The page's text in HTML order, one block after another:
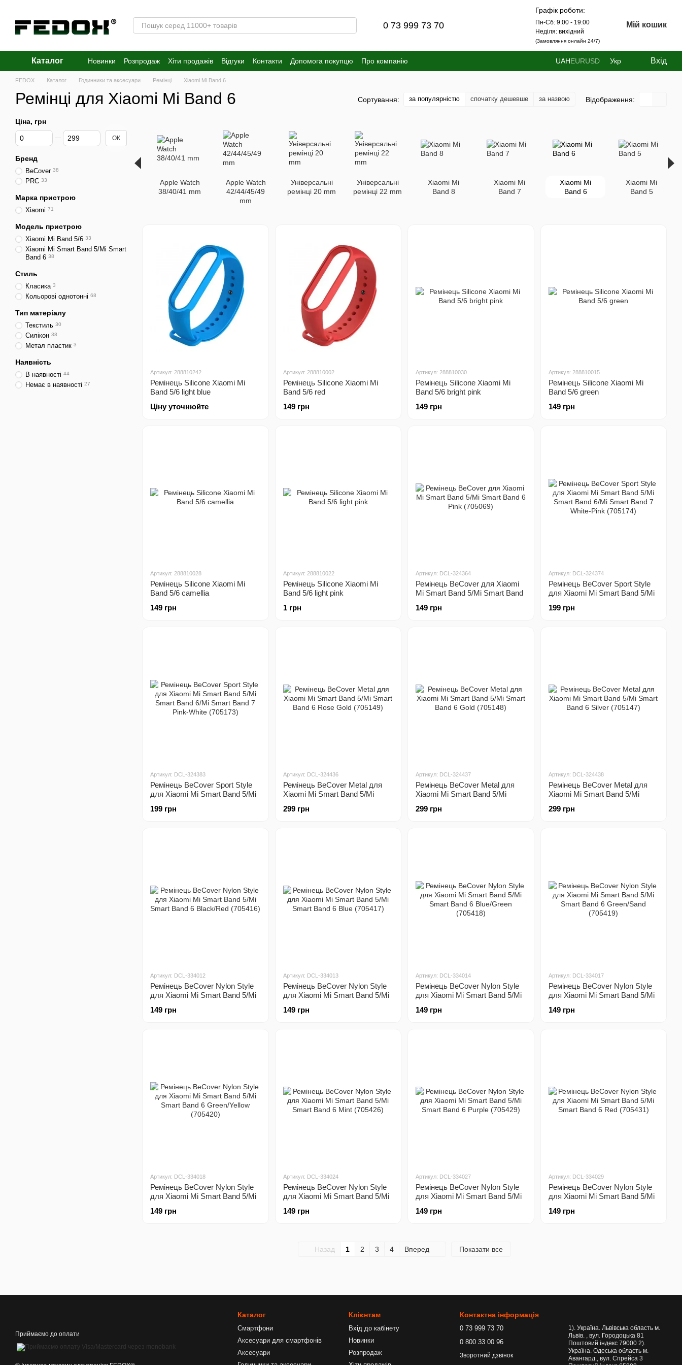
0 73 999 73 70
Графік роботи:
Пн-Сб: 9:00 - 19:00
Неділя: вихідний
(Замовляння онлайн 24/7)
Мій кошик
Каталог Новинки Розпродаж Хіти продажів Відгуки Контакти Допомога покупцю Про компанію UAHEURUSD Укр Вхід
FEDOX Каталог Годинники та аксесуари Ремінці Xiaomi Mi Band 6
Ремінці для Xiaomi Mi Band 6 Сортування: за популярністю спочатку дешевше за назвою Відображення:
Apple Watch
38/40/41 mm
Apple Watch
42/44/45/49
mm
Універсальні
ремінці 20 mm
Універсальні
ремінці 22 mm
Xiaomi Mi
Band 8
Xiaomi Mi
Band 7
Xiaomi Mi
Band 6
Xiaomi Mi
Band 5
Артикул: 288810242
Ремінець Silicone Xiaomi Mi
Band 5/6 light blue
Ціну уточнюйте
Артикул: 288810002
Ремінець Silicone Xiaomi Mi
Band 5/6 red
149 грн
Артикул: 288810030
Ремінець Silicone Xiaomi Mi
Band 5/6 bright pink
149 грн
Артикул: 288810015
Ремінець Silicone Xiaomi Mi
Band 5/6 green
149 грн
Артикул: 288810028
Ремінець Silicone Xiaomi Mi
Band 5/6 camellia
149 грн
Артикул: 288810022
Ремінець Silicone Xiaomi Mi
Band 5/6 light pink
1 грн
Артикул: DCL-324364
Ремінець BeCover для Xiaomi
Mi Smart Band 5/Mi Smart Band
149 грн
Артикул: DCL-324374
Ремінець BeCover Sport Style
для Xiaomi Mi Smart Band 5/Mi
White-Pink (705174)
199 грн
Артикул: DCL-324383
Ремінець BeCover Sport Style
для Xiaomi Mi Smart Band 5/Mi
Pink-White (705173)
199 грн
Артикул: DCL-324436
Ремінець BeCover Metal для
Xiaomi Mi Smart Band 5/Mi
(705149)
299 грн
Артикул: DCL-324437
Ремінець BeCover Metal для
Xiaomi Mi Smart Band 5/Mi
299 грн
Артикул: DCL-324438
Ремінець BeCover Metal для
Xiaomi Mi Smart Band 5/Mi
299 грн
Артикул: DCL-334012
Ремінець BeCover Nylon Style
для Xiaomi Mi Smart Band 5/Mi
(705416)
149 грн
Артикул: DCL-334013
Ремінець BeCover Nylon Style
для Xiaomi Mi Smart Band 5/Mi
149 грн
Артикул: DCL-334014
Ремінець BeCover Nylon Style
для Xiaomi Mi Smart Band 5/Mi
(705418)
149 грн
Артикул: DCL-334017
Ремінець BeCover Nylon Style
для Xiaomi Mi Smart Band 5/Mi
(705419)
149 грн
Артикул: DCL-334018
Ремінець BeCover Nylon Style
для Xiaomi Mi Smart Band 5/Mi
(705420)
149 грн
Артикул: DCL-334024
Ремінець BeCover Nylon Style
для Xiaomi Mi Smart Band 5/Mi
149 грн
Артикул: DCL-334027
Ремінець BeCover Nylon Style
для Xiaomi Mi Smart Band 5/Mi
149 грн
Артикул: DCL-334029
Ремінець BeCover Nylon Style
для Xiaomi Mi Smart Band 5/Mi
149 грн
Назад 1 2 3 4 Вперед Показати все
Ціна, грн
Від Ціна, грн
До Ціна, грн ОК
Бренд
BeCover 38
PRC 33
Марка пристрою
Xiaomi 71
Модель пристрою
Xiaomi Mi Band 5/6 33
Xiaomi Mi Smart Band 5/Mi Smart
Band 6 38
Стиль
Класика 3
Кольорові однотонні 68
Тип матеріалу
Текстиль 30
Силікон 38
Метал пластик 3
Наявність
В наявності 44
Немає в наявності 27
Приймаємо до оплати
Каталог
Смартфони
Аксесуари для смартфонів
Аксесуари
Клієнтам
Вхід до кабінету
Новинки
Розпродаж
Контактна інформація
0 73 999 73 70
0 800 33 00 96
Зворотний дзвінок
1). Україна. Львівська область м.
Львів. , вул. Городоцька 81
Поштовий індекс 79000 2).
Україна. Одеська область м.
Авангард., вул. Спрейса 3